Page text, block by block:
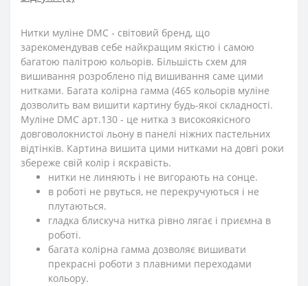
Нитки муліне DMC - світовий бренд, що
зарекомендував себе найкращим якістю і самою
багатою палітрою кольорів. Більшість схем для
вишивання розроблено під вишивання саме цими
нитками. Багата колірна гамма (465 кольорів муліне
дозволить вам вишити картину будь-якої складності.
Муліне DMC арт.130 - це нитка з високоякісного
довговолокнистої льону в панелі ніжних пастельних
відтінків. Картина вишита цими нитками на довгі роки
збереже свій колір і яскравість.
нитки не линяють і не вигорають на сонце.
в роботі не рвуться, не перекручуються і не
плутаються.
гладка блискуча нитка рівно лягає і приємна в
роботі.
багата колірна гамма дозволяє вишивати
прекрасні роботи з плавними переходами
кольору.